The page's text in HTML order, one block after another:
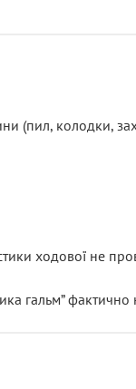
(пил, колодки,
ходової не
гальм” фактично